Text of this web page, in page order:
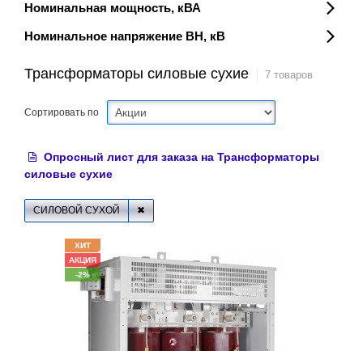
Номинальная мощность, кВА
Номинальное напряжение ВН, кВ
Трансформаторы силовые сухие 7 товаров
Сортировать по
Опросный лист для заказа на Трансформаторы
силовые сухие
СИЛОВОЙ СУХОЙ
ХИТ
АКЦИЯ
-2%